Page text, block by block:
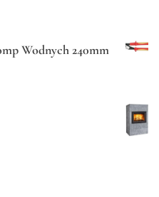
Wodnych 240mm